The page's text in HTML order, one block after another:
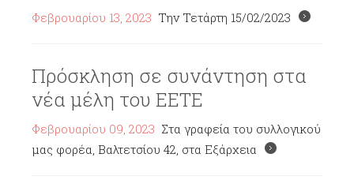
Φεβρουαρίου 13, 2023 Την Τετάρτη 15/02/2023
Πρόσκληση σε συνάντηση στα
νέα μέλη του ΕΕΤΕ
Φεβρουαρίου 09, 2023 Στα γραφεία του συλλογικού
μας φορέα, Βαλτετσίου 42, στα Εξάρχεια